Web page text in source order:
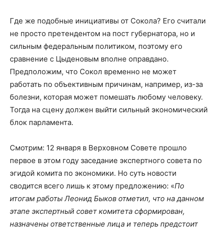
Где же подобные инициативы от Сокола? Его считали
не просто претендентом на пост губернатора, но и
сильным федеральным политиком, поэтому его
сравнение с Цыденовым вполне оправдано.
Предположим, что Сокол временно не может
работать по объективным причинам, например, из-за
болезни, которая может помешать любому человеку.
Тогда на сцену должен выйти сильный экономический
блок парламента.
Смотрим: 12 января в Верховном Совете прошло
первое в этом году заседание экспертного совета по
эгидой комита по экономики. Но суть новости
сводится всего лишь к этому предложению: «По
итогам работы Леонид Быков отметил, что на данном
этапе экспертный совет комитета сформирован,
назначены ответственные лица и теперь предстоит